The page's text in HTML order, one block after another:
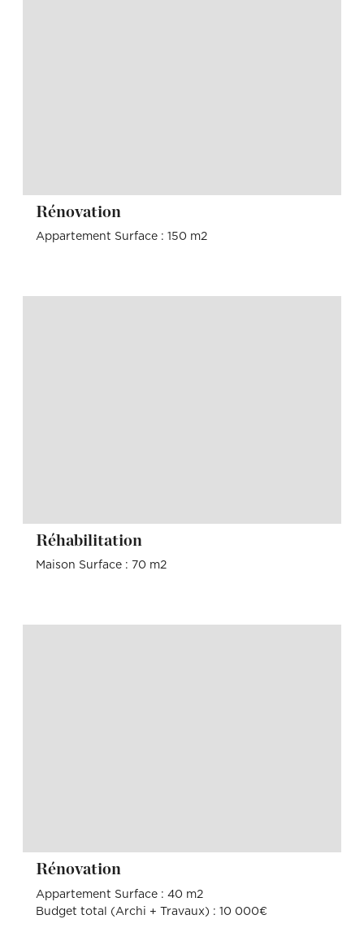
Rénovation
Appartement Surface : 150 m2
Réhabilitation
Maison Surface : 70 m2
Rénovation
Appartement Surface : 40 m2
Budget total (Archi + Travaux) : 10 000€